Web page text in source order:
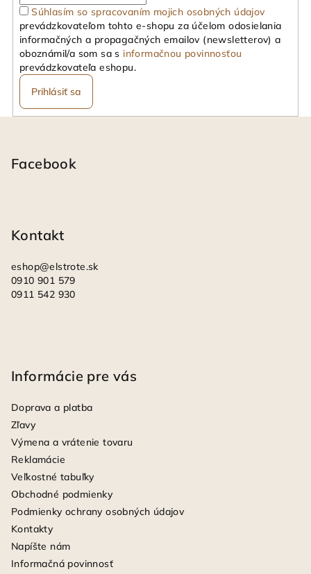
e
p
r
v
Súhlasím so spracovaním mojich osobných údajov
prevádzkovateľom tohto e-shopu za účelom odosielania
informačných a propagačných emailov (newsletterov) a
oboznámil/a som sa s informačnou povinnosťou
prevádzkovateľa eshopu.
Prihlásiť sa
Facebook
Kontakt
eshop@elstrote.sk
0910 901 579
0911 542 930
Informácie pre vás
Doprava a platba
Zľavy
Výmena a vrátenie tovaru
Reklamácie
Veľkostné tabuľky
Obchodné podmienky
Podmienky ochrany osobných údajov
Kontakty
Napíšte nám
Informačná povinnosť